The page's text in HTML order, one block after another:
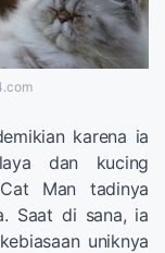
karena ia
dan kucing
Man tadinya
Saat di sana, ia
uniknya